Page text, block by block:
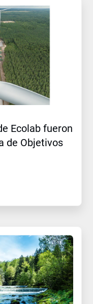
Ecolab fueron
de Objetivos